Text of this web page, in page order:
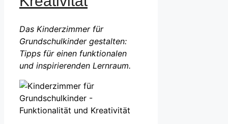
Das Kinderzimmer für
Grundschulkinder gestalten:
Tipps für einen funktionalen
und inspirierenden Lernraum.